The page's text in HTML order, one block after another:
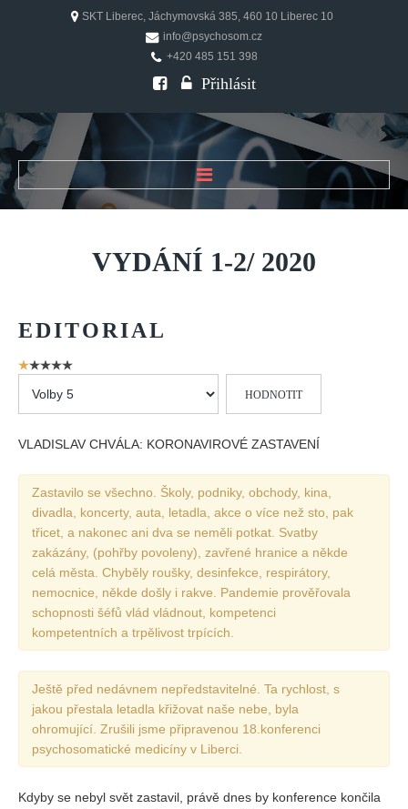
SKT Liberec, Jáchymovská 385, 460 10 Liberec 10
info@psychosom.cz
+420 485 151 398
Přihlásit
ÚVOD
O ČASOPISU
Historie
PSYCHOSOM
Vydání 1/ 2026
Vydání 3/ 2025
Vydání 2/ 2025
Vydání 1/ 2025
Vydání 3-4/ 2024
Vydání 1-2/ 2024
Vydání 3-4/ 2023
Vydání 1-2/ 2023
Vydání 1-2/ 2022
Vydání 3-4/ 2021
Vydání 2/ 2021
Vydání 1/ 2021
Vydání 3-4/ 2020
VYDÁNÍ 1-2/ 2020
EDITORIAL
Hodnocení
prosím
VLADISLAV CHVÁLA: KORONAVIROVÉ ZASTAVENÍ
Zastavilo se všechno. Školy, podniky, obchody, kina,
divadla, koncerty, auta, letadla, akce o více než sto, pak
třicet, a nakonec ani dva se neměli potkat. Svatby
zakázány, (pohřby povoleny), zavřené hranice a někde
celá města. Chyběly roušky, desinfekce, respirátory,
nemocnice, někde došly i rakve. Pandemie prověřovala
schopnosti šéfů vlád vládnout, kompetenci
kompetentních a trpělivost trpících.
Ještě před nedávnem nepředstavitelné. Ta rychlost, s
jakou přestala letadla křižovat naše nebe, byla
ohromující. Zrušili jsme připravenou 18.konferenci
psychosomatické medicíny v Liberci.
Kdyby se nebyl svět zastavil, právě dnes by konference končila